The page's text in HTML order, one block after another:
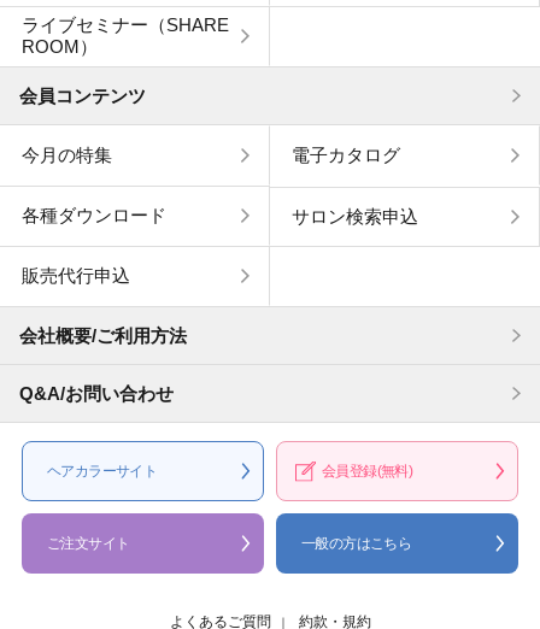
ライブセミナー（SHARE
ROOM）
会員コンテンツ
今月の特集 電子カタログ
各種ダウンロード サロン検索申込
販売代行申込
会社概要/ご利用方法
Q&A/お問い合わせ
ヘアカラーサイト 会員登録(無料)
ご注文サイト 一般の方はこちら
よくあるご質問 約款・規約